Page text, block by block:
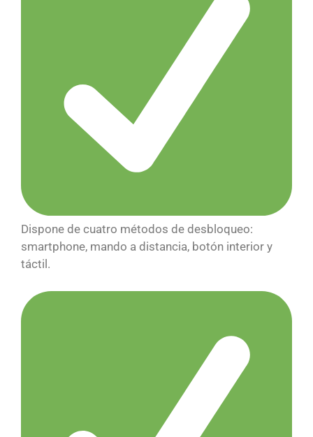
Dispone de cuatro métodos de desbloqueo:
smartphone, mando a distancia, botón interior y
táctil.